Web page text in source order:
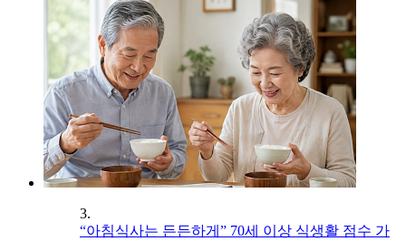
3.
“아침식사는 든든하게” 70세 이상 식생활 점수 가